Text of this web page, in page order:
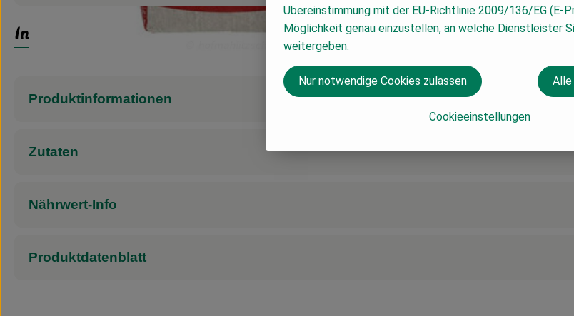
Info
Produktinformationen
Zutaten
Nährwert-Info
Produktdatenblatt
Übereinstimmung mit der EU-Richtlinie 2009/136/EG (E-
Möglichkeit genau einzustellen, an welche Dienstleister
weitergeben.
Cookieeinstellungen
Nur notwendige Cookies zulassen Alle